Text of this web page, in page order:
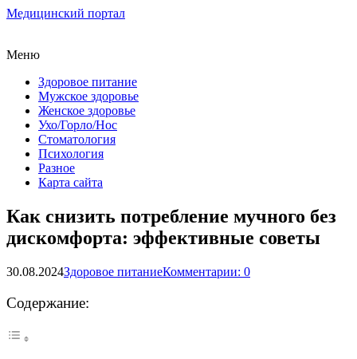
Медицинский портал
Меню
Здоровое питание
Мужское здоровье
Женское здоровье
Ухо/Горло/Нос
Стоматология
Психология
Разное
Карта сайта
Как снизить потребление мучного без
дискомфорта: эффективные советы
30.08.2024Здоровое питаниеКомментарии: 0
Содержание: